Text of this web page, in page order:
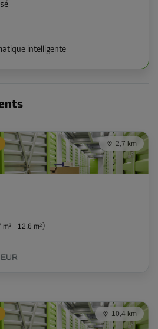
intelligente
2,7 km
m² - 12,6 m²)
10,4 km